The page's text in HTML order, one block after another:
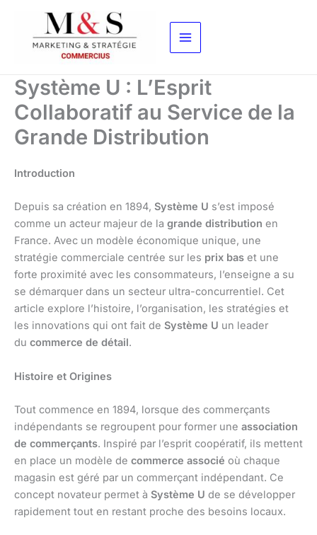
contenu
Système U : L’Esprit
Collaboratif au Service de la
Grande Distribution
Introduction
Depuis sa création en 1894, Système U s’est imposé
comme un acteur majeur de la grande distribution en
France. Avec un modèle économique unique, une
stratégie commerciale centrée sur les prix bas et une
forte proximité avec les consommateurs, l’enseigne a su
se démarquer dans un secteur ultra-concurrentiel. Cet
article explore l’histoire, l’organisation, les stratégies et
les innovations qui ont fait de Système U un leader
du commerce de détail.
Histoire et Origines
Tout commence en 1894, lorsque des commerçants
indépendants se regroupent pour former une association
de commerçants. Inspiré par l’esprit coopératif, ils mettent
en place un modèle de commerce associé où chaque
magasin est géré par un commerçant indépendant. Ce
concept novateur permet à Système U de se développer
rapidement tout en restant proche des besoins locaux.